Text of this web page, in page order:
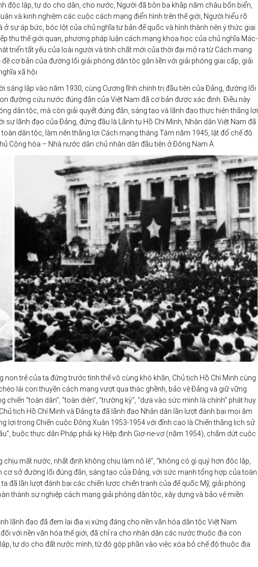
độc lập, tự do cho dân, cho nước, Người đã bôn ba khắp năm châu bốn biển,
và kinh nghiệm các cuộc cách mạng điển hình trên thế giới, Người hiểu rõ
sự áp bức, bóc lột của chủ nghĩa tư bản đế quốc và hình thành nên ý thức giai
thu thế giới quan, phương pháp luận cách mạng khoa học của chủ nghĩa Mác-
triển tất yếu của loài người và tính chất mới của thời đại mở ra từ Cách mạng
cơ bản của đường lối giải phóng dân tộc gắn liền với giải phóng giai cấp, giải
xã hội.
sáng lập vào năm 1930, cùng Cương lĩnh chính trị đầu tiên của Đảng, đường lối
đường cứu nước đúng đắn của Việt Nam đã cơ bản được xác định. Điều này
dân tộc, mà còn giải quyết đúng đắn, sáng tạo và lãnh đạo thực hiện thắng lợi
sự lãnh đạo của Đảng, đứng đầu là Lãnh tụ Hồ Chí Minh, Nhân dân Việt Nam đã
dân tộc, làm nên thắng lợi Cách mạng tháng Tám năm 1945, lật đổ chế độ
Cộng hòa – Nhà nước dân chủ nhân dân đầu tiên ở Đông Nam Á.
trẻ của ta đứng trước tình thế vô cùng khó khăn, Chủ tịch Hồ Chí Minh cùng
lái con thuyền cách mạng vượt qua thác ghềnh, bảo vệ Đảng và giữ vững
“toàn dân”, “toàn diện”, “trường kỳ”, “dựa vào sức mình là chính” phát huy
tịch Hồ Chí Minh và Đảng ta đã lãnh đạo Nhân dân lần lượt đánh bại mọi âm
lợi trong Chiến cuộc Đông Xuân 1953-1954 với đỉnh cao là Chiến thắng lịch sử
buộc thực dân Pháp phải ký Hiệp định Giơ-ne-vơ (năm 1954), chấm dứt cuộc
mất nước, nhất định không chịu làm nô lệ”, “không có gì quý hơn độc lập,
cơ sở đường lối đúng đắn, sáng tạo của Đảng, với sức mạnh tổng hợp của toàn
đã lần lượt đánh bại các chiến lược chiến tranh của đế quốc Mỹ, giải phóng
thành sự nghiệp cách mạng giải phóng dân tộc, xây dựng và bảo vệ miền
lãnh đạo đã đem lại địa vị xứng đáng cho nền văn hóa dân tộc Việt Nam.
với nền văn hóa thế giới, đã chỉ ra cho nhân dân các nước thuộc địa con
tự do cho đất nước mình, từ đó góp phần vào việc xóa bỏ chế độ thuộc địa